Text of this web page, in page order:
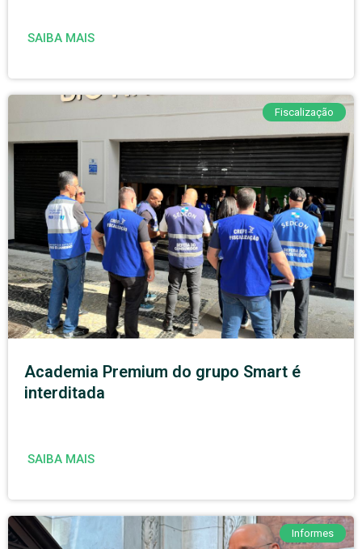
SAIBA MAIS
Fiscalização
Academia Premium do grupo Smart é
interditada
SAIBA MAIS
Informes